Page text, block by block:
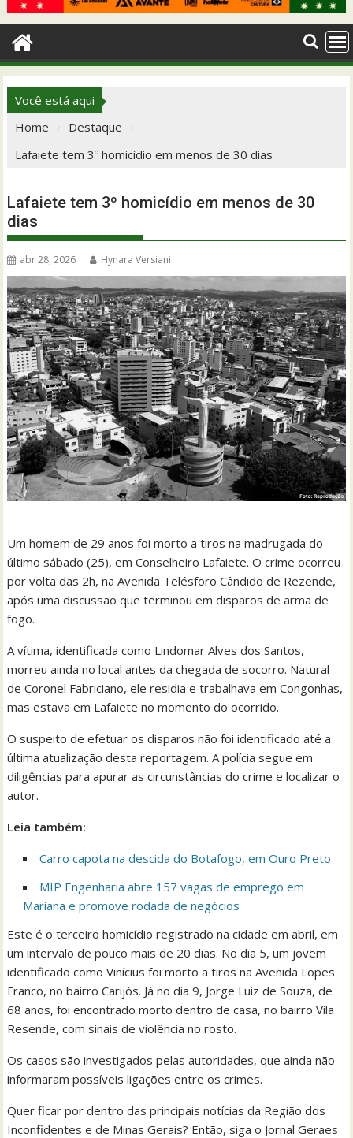
Você está aqui
Home
Destaque
Lafaiete tem 3º homicídio em menos de 30 dias
Lafaiete tem 3º homicídio em menos de 30
dias
abr 28, 2026 Hynara Versiani
Um homem de 29 anos foi morto a tiros na madrugada do
último sábado (25), em Conselheiro Lafaiete. O crime ocorreu
por volta das 2h, na Avenida Telésforo Cândido de Rezende,
após uma discussão que terminou em disparos de arma de
fogo.
A vítima, identificada como Lindomar Alves dos Santos,
morreu ainda no local antes da chegada de socorro. Natural
de Coronel Fabriciano, ele residia e trabalhava em Congonhas,
mas estava em Lafaiete no momento do ocorrido.
O suspeito de efetuar os disparos não foi identificado até a
última atualização desta reportagem. A polícia segue em
diligências para apurar as circunstâncias do crime e localizar o
autor.
Leia também:
Carro capota na descida do Botafogo, em Ouro Preto
MIP Engenharia abre 157 vagas de emprego em
Mariana e promove rodada de negócios
Este é o terceiro homicídio registrado na cidade em abril, em
um intervalo de pouco mais de 20 dias. No dia 5, um jovem
identificado como Vinícius foi morto a tiros na Avenida Lopes
Franco, no bairro Carijós. Já no dia 9, Jorge Luiz de Souza, de
68 anos, foi encontrado morto dentro de casa, no bairro Vila
Resende, com sinais de violência no rosto.
Os casos são investigados pelas autoridades, que ainda não
informaram possíveis ligações entre os crimes.
Quer ficar por dentro das principais notícias da Região dos
Inconfidentes e de Minas Gerais? Então, siga o Jornal Geraes